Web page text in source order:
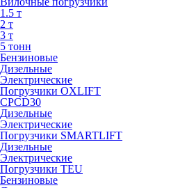
1.5 т
2 т
3 т
5 тонн
Бензиновые
Дизельные
Электрические
Погрузчики OXLIFT
CPCD30
Дизельные
Электрические
Погрузчики SMARTLIFT
Дизельные
Электрические
Погрузчики TEU
Бензиновые